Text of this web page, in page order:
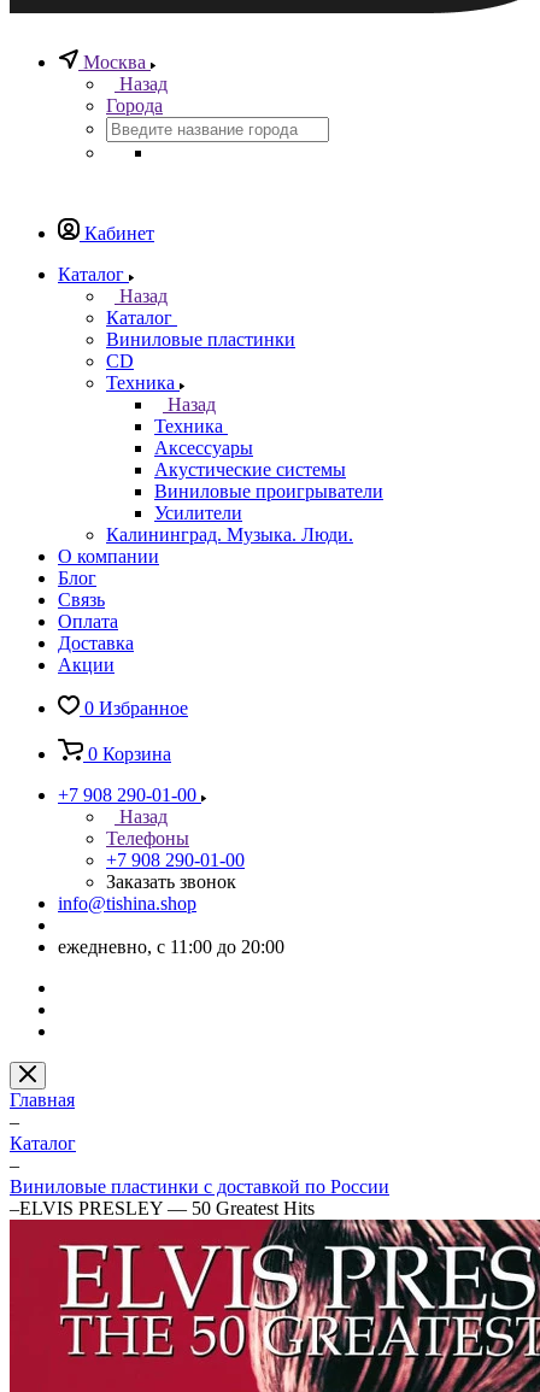
Москва
Назад
Города
Кабинет
Каталог
Назад
Каталог
Виниловые пластинки
CD
Техника
Назад
Техника
Аксессуары
Акустические системы
Виниловые проигрыватели
Усилители
Калининград. Музыка. Люди.
О компании
Блог
Связь
Оплата
Доставка
Акции
0 Избранное
0 Корзина
+7 908 290-01-00
Назад
Телефоны
+7 908 290-01-00
Заказать звонок
info@tishina.shop
ежедневно, с 11:00 до 20:00
Главная
–
Каталог
–
Виниловые пластинки с доставкой по России
–ELVIS PRESLEY — 50 Greatest Hits